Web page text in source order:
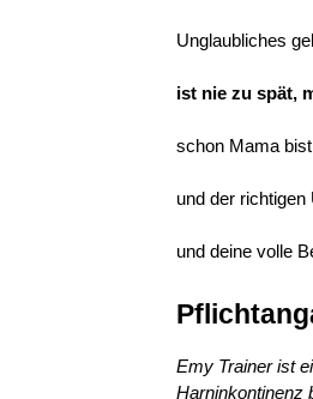
Unglaubliches
ist nie zu spät,
schon Mama
und der
und deine volle
Emy Trainer ist
Harninkontinenz